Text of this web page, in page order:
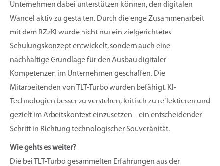
Unternehmen dabei unterstützen können, den digitalen
Wandel aktiv zu gestalten. Durch die enge Zusammenarbeit
mit dem RZzKI wurde nicht nur ein zielgerichtetes
Schulungskonzept entwickelt, sondern auch eine
nachhaltige Grundlage für den Ausbau digitaler
Kompetenzen im Unternehmen geschaffen. Die
Mitarbeitenden von TLT-Turbo wurden befähigt, KI-
Technologien besser zu verstehen, kritisch zu reflektieren und
gezielt im Arbeitskontext einzusetzen – ein entscheidender
Schritt in Richtung technologischer Souveränität.
Wie gehts es weiter?
Die bei TLT-Turbo gesammelten Erfahrungen aus der